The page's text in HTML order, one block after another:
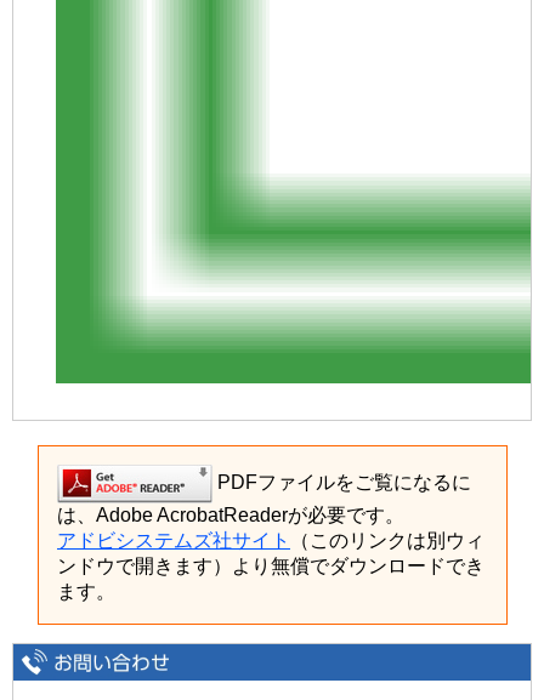
PDFファイルをご覧になるに
は、Adobe AcrobatReaderが必要です。
アドビシステムズ社サイト
（このリンクは別ウィ
ンドウで開きます）より無償でダウンロードでき
ます。